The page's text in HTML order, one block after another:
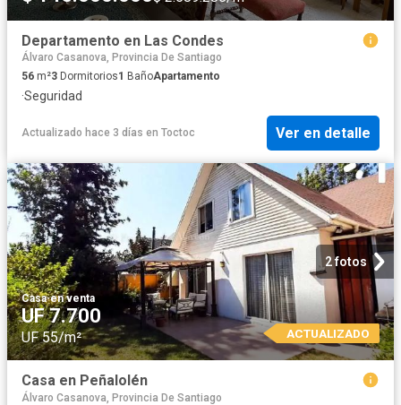
Departamento en Las Condes
Álvaro Casanova, Provincia De Santiago
56 m²3 Dormitorios1 BañoApartamento
·Seguridad
Actualizado hace 3 días en Toctoc Ver en detalle
2 fotos
Casa·en venta
UF 7.700
UF 55/m² ACTUALIZADO
Casa en Peñalolén
Álvaro Casanova, Provincia De Santiago